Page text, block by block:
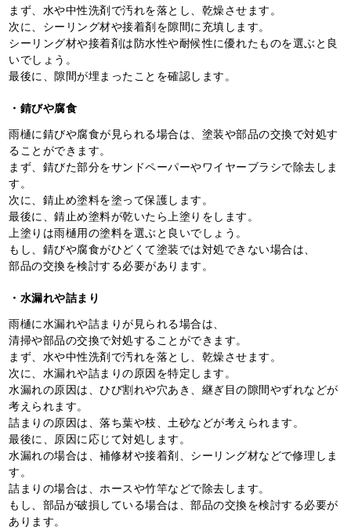
まず、水や中性洗剤で汚れを落とし、乾燥させます。
次に、シーリング材や接着剤を隙間に充填します。
シーリング材や接着剤は防水性や耐候性に優れたものを選ぶと良
いでしょう。
最後に、隙間が埋まったことを確認します。
・錆びや腐食
雨樋に錆びや腐食が見られる場合は、塗装や部品の交換で対処す
ることができます。
まず、錆びた部分をサンドペーパーやワイヤーブラシで除去しま
す。
次に、錆止め塗料を塗って保護します。
最後に、錆止め塗料が乾いたら上塗りをします。
上塗りは雨樋用の塗料を選ぶと良いでしょう。
もし、錆びや腐食がひどくて塗装では対処できない場合は、
部品の交換を検討する必要があります。
・水漏れや詰まり
雨樋に水漏れや詰まりが見られる場合は、
清掃や部品の交換で対処することができます。
まず、水や中性洗剤で汚れを落とし、乾燥させます。
次に、水漏れや詰まりの原因を特定します。
水漏れの原因は、ひび割れや穴あき、継ぎ目の隙間やずれなどが
考えられます。
詰まりの原因は、落ち葉や枝、土砂などが考えられます。
最後に、原因に応じて対処します。
水漏れの場合は、補修材や接着剤、シーリング材などで修理しま
す。
詰まりの場合は、ホースや竹竿などで除去します。
もし、部品が破損している場合は、部品の交換を検討する必要が
あります。